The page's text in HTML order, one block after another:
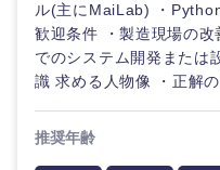
ル(主にMaiLab) ・
歓迎条件 ・製造現場の
でのシステム開発または
識 求める人物像 ・正解
推奨年齢